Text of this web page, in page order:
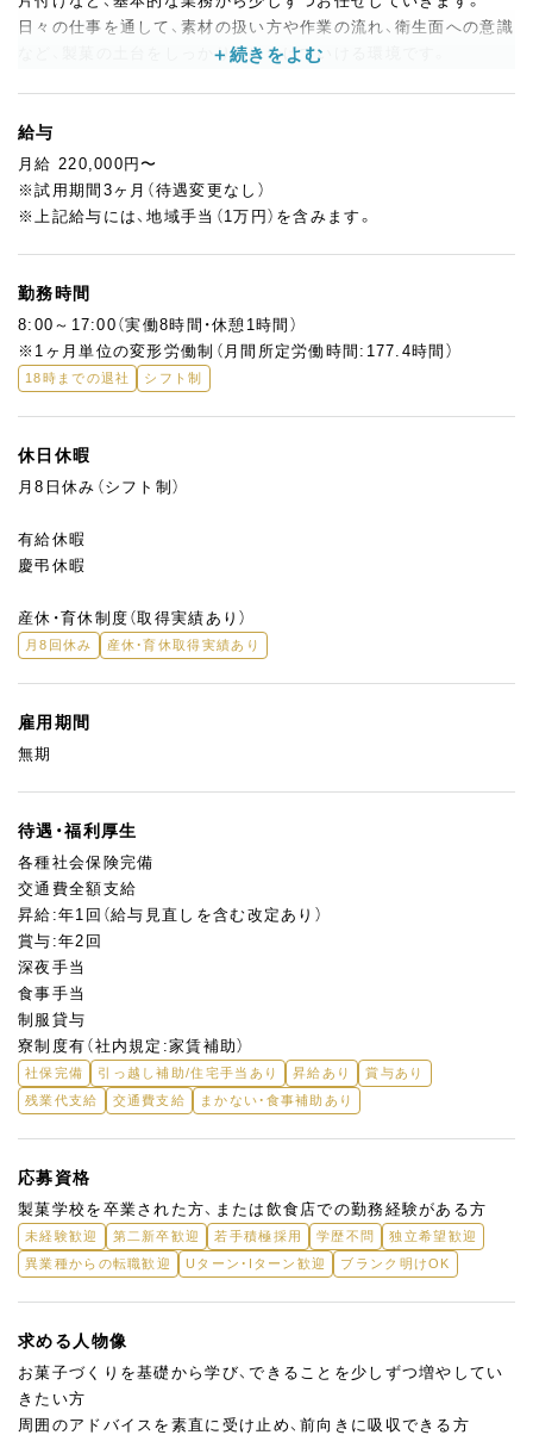
日々の仕事を通して、素材の扱い方や作業の流れ、衛生面への意識
など、製菓の土台をしっかり身につけていける環境です。
定するのではなく、経験や習熟度に応じてさまざまなポジション
に触れていけるのも特徴です。
先輩の仕事を間近で見ながら、少しずつできることを増やしてい
けるので、「これから現場でしっかり学びたい」「手を動かしなが
いきたい方をお待ちしています。
給与
月給 220,000円〜
※試用期間3ヶ月（待遇変更なし）
※上記給与には、地域手当（1万円）を含みます。
勤務時間
8:00～17:00（実働8時間・休憩1時間）
※1ヶ月単位の変形労働制（月間所定労働時間:177.4時間）
18時までの退社 シフト制
休日休暇
月8日休み（シフト制）
有給休暇
慶弔休暇
産休・育休制度（取得実績あり）
月8回休み 産休・育休取得実績あり
雇用期間
無期
待遇・福利厚生
各種社会保険完備
交通費全額支給
昇給:年1回（給与見直しを含む改定あり）
賞与:年2回
深夜手当
食事手当
制服貸与
寮制度有（社内規定:家賃補助）
社保完備 引っ越し補助/住宅手当あり 昇給あり
賞与あり
残業代支給
交通費支給 まかない・食事補助あり
応募資格
製菓学校を卒業された方、または飲食店での勤務経験がある方
未経験歓迎 第二新卒歓迎 若手積極採用 学歴不問
独立希望歓迎
異業種からの転職歓迎
Uターン・Iターン歓迎 ブランク明けOK
求める人物像
お菓子づくりを基礎から学び、できることを少しずつ増やしてい
きたい方
周囲のアドバイスを素直に受け止め、前向きに吸収できる方